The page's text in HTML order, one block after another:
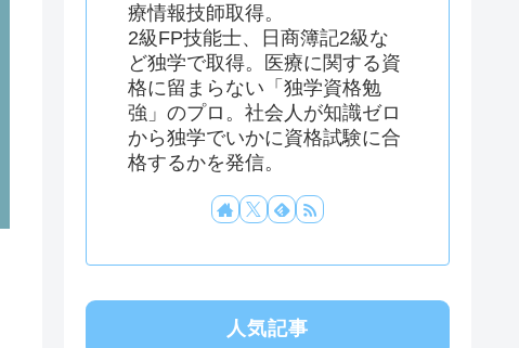
療情報技師取得。
2級FP技能士、日商簿記2級な
ど独学で取得。医療に関する資
格に留まらない「独学資格勉
強」のプロ。社会人が知識ゼロ
から独学でいかに資格試験に合
格するかを発信。
人気記事